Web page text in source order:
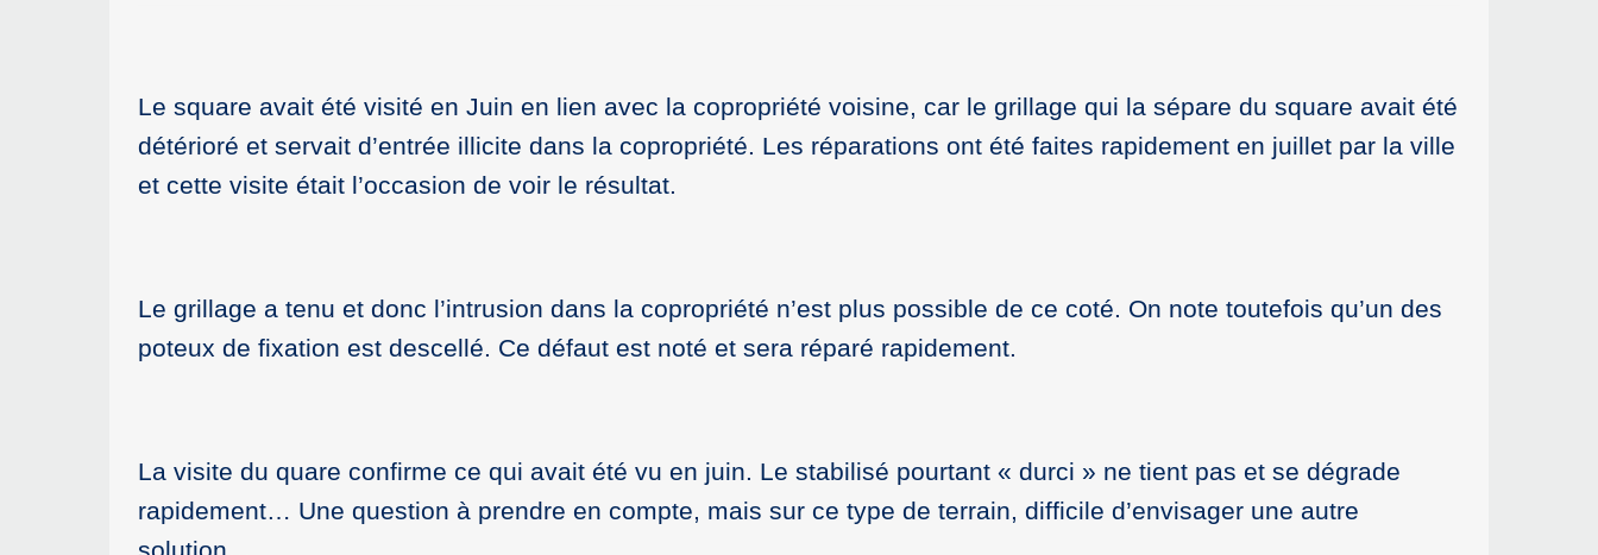
Le square avait été visité en Juin en lien avec la copropriété voisine, car le grillage qui la sépare du square avait été
détérioré et servait d’entrée illicite dans la copropriété. Les réparations ont été faites rapidement en juillet par la ville
et cette visite était l’occasion de voir le résultat.
Le grillage a tenu et donc l’intrusion dans la copropriété n’est plus possible de ce coté. On note toutefois qu’un des
poteux de fixation est descellé. Ce défaut est noté et sera réparé rapidement.
La visite du quare confirme ce qui avait été vu en juin. Le stabilisé pourtant « durci » ne tient pas et se dégrade
rapidement… Une question à prendre en compte, mais sur ce type de terrain, difficile d’envisager une autre